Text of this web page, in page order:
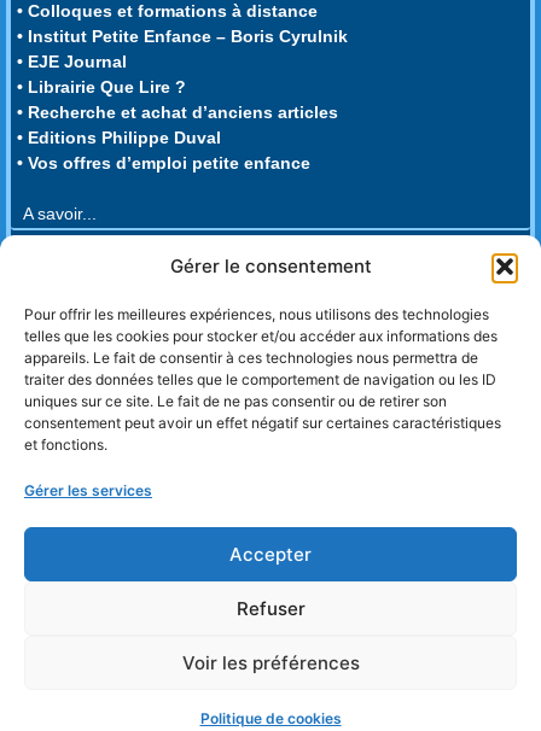
Gérer le consentement
Pour offrir les meilleures expériences, nous utilisons des technologies
telles que les cookies pour stocker et/ou accéder aux informations des
appareils. Le fait de consentir à ces technologies nous permettra de
traiter des données telles que le comportement de navigation ou les ID
uniques sur ce site. Le fait de ne pas consentir ou de retirer son
consentement peut avoir un effet négatif sur certaines caractéristiques
et fonctions.
Gérer les services
Accepter
Refuser
Voir les préférences
Politique de cookies
• Colloques et formations à distance
• Institut Petite Enfance – Boris Cyrulnik
• EJE Journal
• Librairie Que Lire ?
• Recherche et achat d’anciens articles
• Editions Philippe Duval
• Vos offres d’emploi petite enfance
A savoir...
• Conditions générales de vente
• Enquête de satisfaction Formateurs
• Enquête de satisfaction L.E.E. (2023)
• Enquête de satisfaction L.E.E. 22/3/24
• Enquête de satisfaction L.E.E. 4/10/24
• Enquête de satisfaction Responsables
• Enquête de satisfaction Psychomotricien
• Enquête de satisfaction Sommeil
• Enquête de satisfaction Juridique
• Enquête de Nouvelles Connaissances
Politique de confidentialité